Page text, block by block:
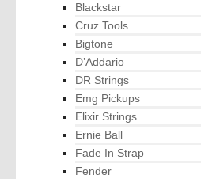
Blackstar
Cruz Tools
Bigtone
D’Addario
DR Strings
Emg Pickups
Elixir Strings
Ernie Ball
Fade In Strap
Fender